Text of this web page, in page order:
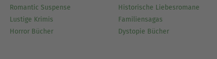
Romantic Suspense
Lustige Krimis
Horror Bücher
Historische Liebesromane
Familiensagas
Dystopie Bücher